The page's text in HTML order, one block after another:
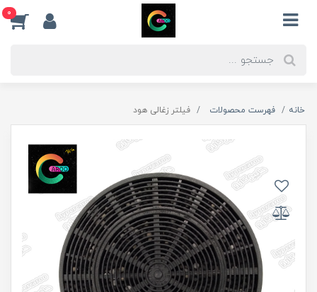
0
خانه فهرست محصولات فیلتر زغالی هود